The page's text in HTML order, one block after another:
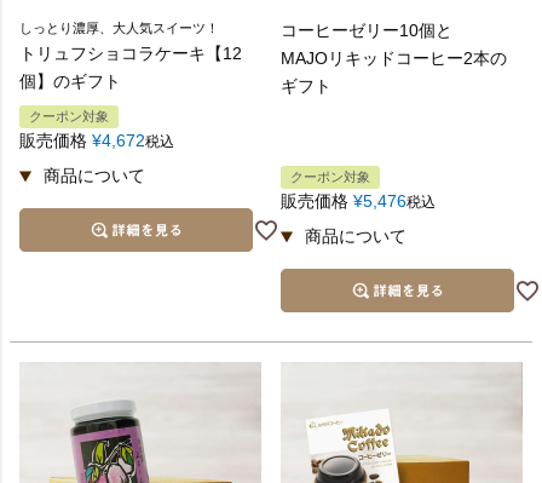
しっとり濃厚、大人気スイーツ！
トリュフショコラケーキ【12
個】のギフト
クーポン対象
販売価格 ¥4,672税込
コーヒーゼリー10個と
MAJOリキッドコーヒー2本の
ギフト
クーポン対象
販売価格 ¥5,476税込